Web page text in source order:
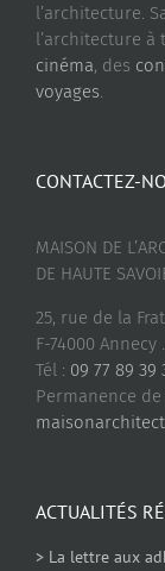
l’architecture.
l’architecture
cinéma, des
voyages.
ACTUALITÉS
> La lettre aux
CONTACTEZ-
MAISON DE
DE HAUTE
25, rue de la
F-74000 Annecy
Tél : 09 77 89 39
Permanence de